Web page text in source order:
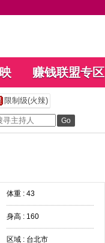
赚钱联盟专区
限制级(火辣)
体重 : 43
身高 : 160
区域 : 台北市